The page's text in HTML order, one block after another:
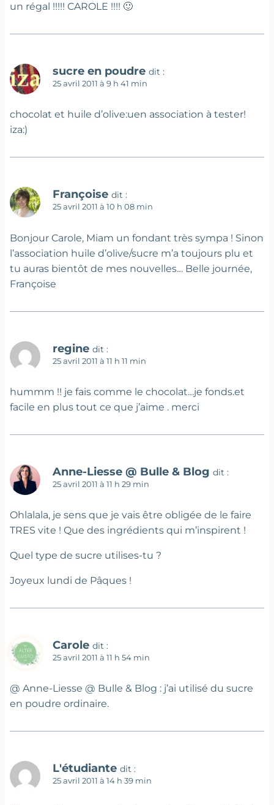
un régal !!!!! CAROLE !!!! 🙂
sucre en poudre dit :
25 avril 2011 à 9 h 41 min
chocolat et huile d’olive:uen association à tester!
iza:)
Françoise dit :
25 avril 2011 à 10 h 08 min
Bonjour Carole, Miam un fondant très sympa ! Sinon
l’association huile d’olive/sucre m’a toujours plu et
tu auras bientôt de mes nouvelles… Belle journée,
Françoise
regine dit :
25 avril 2011 à 11 h 11 min
hummm !! je fais comme le chocolat…je fonds.et
facile en plus tout ce que j’aime . merci
Anne-Liesse @ Bulle & Blog dit :
25 avril 2011 à 11 h 29 min
Ohlalala, je sens que je vais être obligée de le faire
TRES vite ! Que des ingrédients qui m’inspirent !
Quel type de sucre utilises-tu ?
Joyeux lundi de Pâques !
Carole dit :
25 avril 2011 à 11 h 54 min
@ Anne-Liesse @ Bulle & Blog : j’ai utilisé du sucre
en poudre ordinaire.
L'étudiante dit :
25 avril 2011 à 14 h 39 min